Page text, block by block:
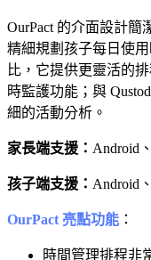
OurPact 的介面設計
精細規劃孩子每日使
比，它提供更靈活的
時監護功能；與
細的活動分析。
家長端支援： Android
孩子端支援： Android
OurPact 亮點功能 ：
時間管理排程非